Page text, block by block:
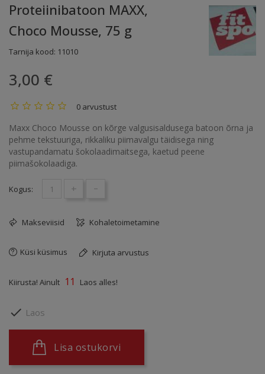
Proteiinibatoon MAXX,
Choco Mousse, 75 g
Tarnija kood: 11010
3,00 €
0 arvustust
Maxx Choco Mousse on kõrge valgusisaldusega batoon õrna ja
pehme tekstuuriga, rikkaliku piimavalgu täidisega ning
vastupandamatu šokolaadimaitsega, kaetud peene
piimašokolaadiga.
Kogus: + -
Makseviisid Kohaletoimetamine
Küsi küsimus Kirjuta arvustus
Kiirusta! Ainult 11 Laos alles!
 Laos
Lisa ostukorvi